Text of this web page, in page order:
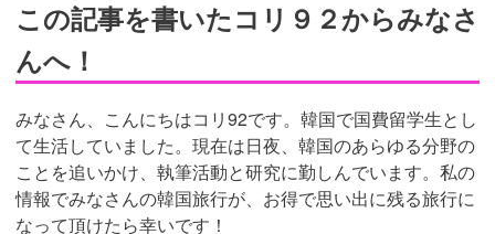
この記事を書いたコリ９２からみなさ
んへ！
みなさん、こんにちはコリ92です。韓国で国費留学生とし
て生活していました。現在は日夜、韓国のあらゆる分野の
ことを追いかけ、執筆活動と研究に勤しんでいます。私の
情報でみなさんの韓国旅行が、お得で思い出に残る旅行に
なって頂けたら幸いです！